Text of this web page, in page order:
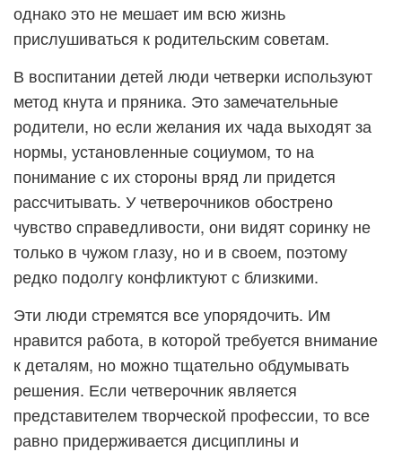
однако это не мешает им всю жизнь
прислушиваться к родительским советам.
В воспитании детей люди четверки используют
метод кнута и пряника. Это замечательные
родители, но если желания их чада выходят за
нормы, установленные социумом, то на
понимание с их стороны вряд ли придется
рассчитывать. У четверочников обострено
чувство справедливости, они видят соринку не
только в чужом глазу, но и в своем, поэтому
редко подолгу конфликтуют с близкими.
Эти люди стремятся все упорядочить. Им
нравится работа, в которой требуется внимание
к деталям, но можно тщательно обдумывать
решения. Если четверочник является
представителем творческой профессии, то все
равно придерживается дисциплины и